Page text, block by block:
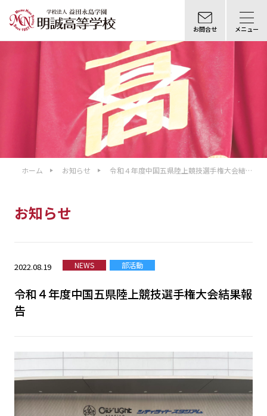
お問合せ メニュー
ホーム お知らせ
令和４年度中国五県陸上競技選手権大会結果
お知らせ
2022.08.19 NEWS 部活動
令和４年度中国五県陸上競技選手権大会結果報
告